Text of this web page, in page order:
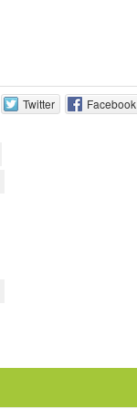
Twitter Facebook